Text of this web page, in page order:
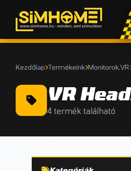
Kezdőlap Termékeink
VR
4 termék található